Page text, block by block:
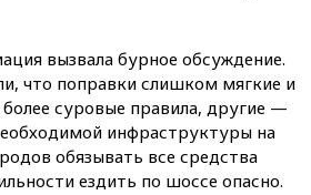
вызвала бурное обсуждение.
что поправки слишком мягкие и
суровые правила, другие —
инфраструктуры на
обязывать все средства
ездить по шоссе опасно.